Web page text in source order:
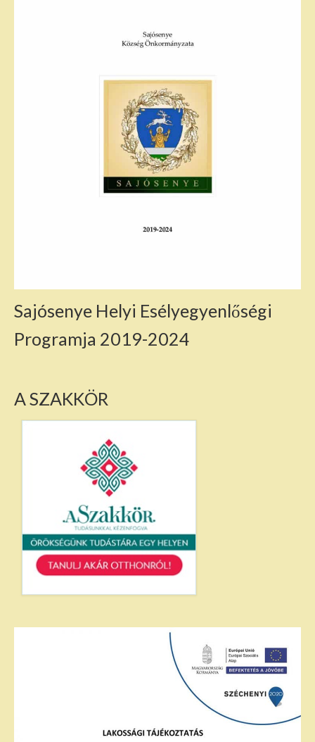
Sajósenye Helyi Esélyegyenlőségi
Programja 2019-2024
A SZAKKÖR